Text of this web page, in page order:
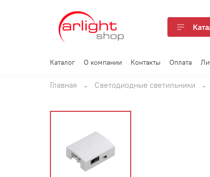
Каталог О компании Контакты Оплата
Главная Светодиодные светильники